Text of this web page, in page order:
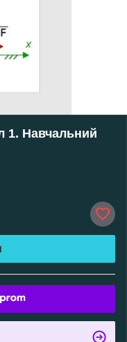
1. Навчальний